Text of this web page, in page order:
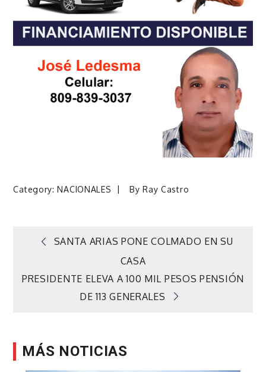
Category: NACIONALES By Ray Castro
Navegación
de
SANTA ARIAS PONE COLMADO EN SU
CASA
PRESIDENTE ELEVA A 100 MIL PESOS PENSIÓN
DE 113 GENERALES
MÁS NOTICIAS